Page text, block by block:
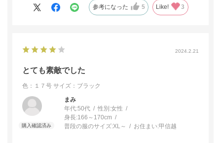
たわけではありません。
安い買い物ではなく、また長く着ることを考えて、よくよく検討
じっくり比べることができたのはとてもよかったです）
という意味では満点だと思います。
参考になった 5 Like! 3
2024.2.21
とても素敵でした
色：１７号 サイズ：ブラック
まみ
年代:50代 性別:女性
身長:166～170cm
普段の服のサイズ:XL～ お住まい:甲信越